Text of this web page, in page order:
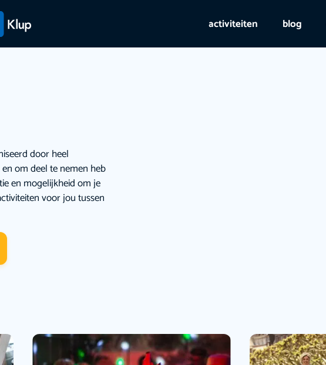
activiteiten blog
door heel
om deel te nemen heb
en mogelijkheid om je
voor jou tussen